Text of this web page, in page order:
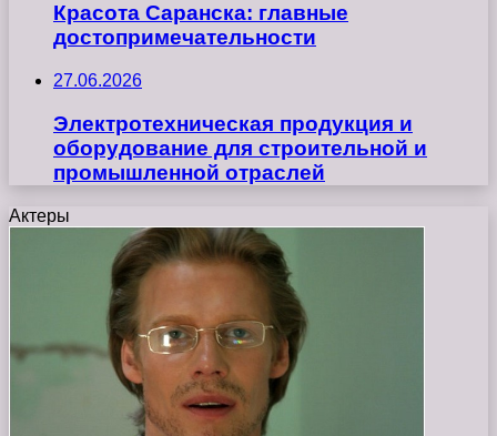
Красота Саранска: главные
достопримечательности
27.06.2026
Электротехническая продукция и
оборудование для строительной и
промышленной отраслей
Актеры